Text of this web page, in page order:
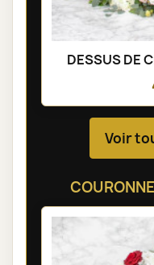
DESSUS DE
Voir